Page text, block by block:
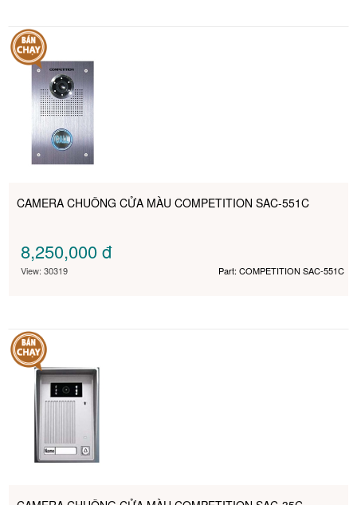
CAMERA CHUÔNG CỬA MÀU COMPETITION SAC-551C
8,250,000đ
View: 30319 Part: COMPETITION SAC-551C